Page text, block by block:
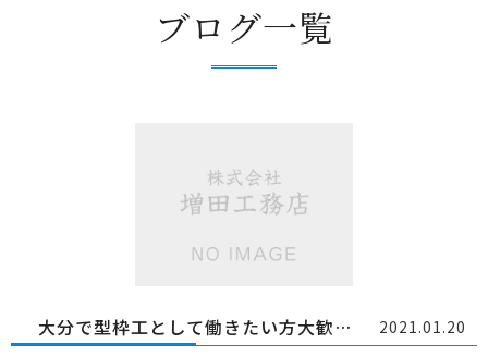
ブログ一覧
大分で型枠工として働きたい方大歓迎！若い方、未経験の方も大募集です！
2021.01.20